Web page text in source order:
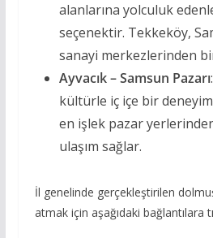
alanlarına yolculuk
seçenektir. Tekkeköy,
sanayi merkezlerinden
Ayvacık – Samsun Pazarı
kültürle iç içe bir
en işlek pazar
ulaşım sağlar.
İl genelinde gerçekleştirilen
atmak için aşağıdaki bağlantılara